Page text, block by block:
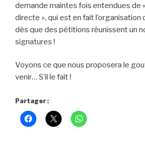
demande maintes fois entendues de
directe », qui est en fait
dès que des pétitions réunissent un
signatures !
Voyons ce que nous proposera le
venir… S’il le fait !
Partager :